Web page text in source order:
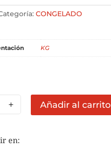
CONGELADO
KG
Añadir al carrito
en: